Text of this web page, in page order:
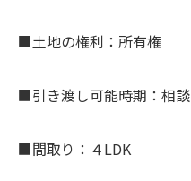
■土地の権利：所有権
■引き渡し可能時期：相談
■間取り：４LDK